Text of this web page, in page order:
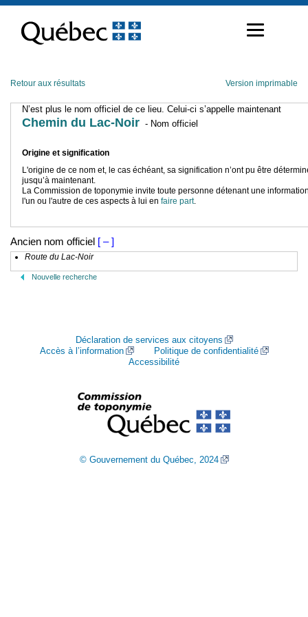
contenu
Retour aux résultats Version imprimable
N’est plus le nom officiel de ce lieu. Celui-ci s’appelle maintenant
Chemin du Lac-Noir - Nom officiel
Origine et signification
L'origine de ce nom et, le cas échéant, sa signification n’ont pu être
jusqu’à maintenant.
La Commission de toponymie invite toute personne détenant une
l'un ou l'autre de ces aspects à lui en faire part.
Ancien nom officiel [ – ]
Route du Lac-Noir
Nouvelle recherche
Déclaration de services aux citoyens
Accès à l’information
Politique de confidentialité
Accessibilité
© Gouvernement du Québec, 2024